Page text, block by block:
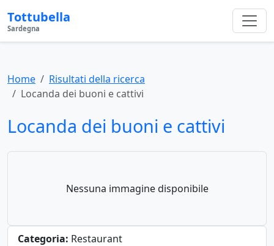
Tottubella
Sardegna
Home
Risultati della ricerca
Locanda dei buoni e cattivi
Locanda dei buoni e cattivi
Nessuna immagine disponibile
Categoria: Restaurant